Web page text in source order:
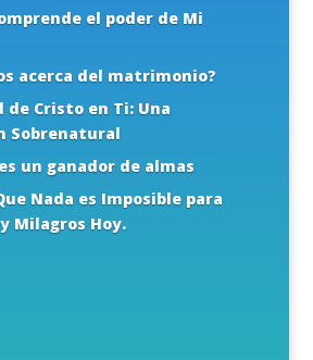
el poder de Mi
acerca del matrimonio?
de Cristo en Ti: Una
Sobrenatural
un ganador de almas
Nada es Imposible para
Milagros Hoy.